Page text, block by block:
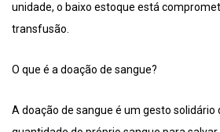
unidade, o baixo estoque está
transfusão.
O que é a doação de sangue?
A doação de sangue é um gesto solidário